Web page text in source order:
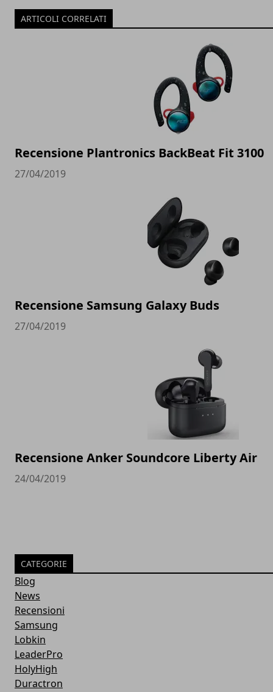
ARTICOLI CORRELATI
Recensione Plantronics BackBeat Fit 3100
27/04/2019
Recensione Samsung Galaxy Buds
27/04/2019
Recensione Anker Soundcore Liberty Air
24/04/2019
CATEGORIE
Blog
News
Recensioni
Samsung
Lobkin
LeaderPro
HolyHigh
Duractron